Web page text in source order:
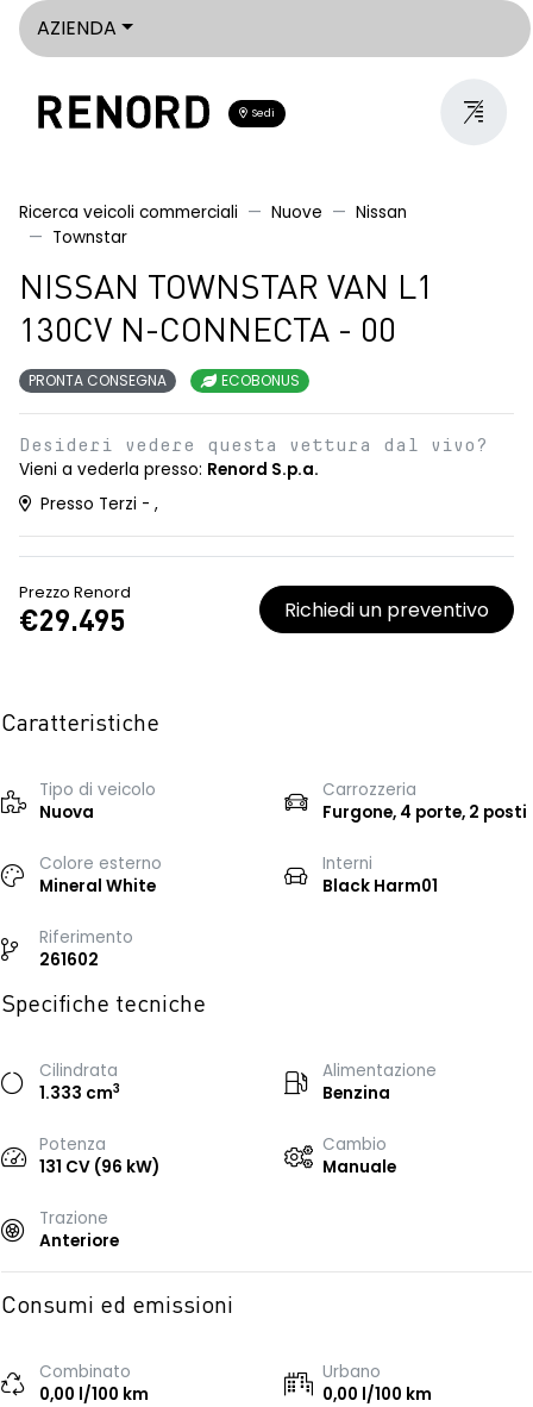
AZIENDA
Sedi
Ricerca veicoli commerciali Nuove
Nissan
Townstar
NISSAN TOWNSTAR VAN L1
130CV N-CONNECTA - 00
PRONTA CONSEGNA ECOBONUS
Desideri vedere questa vettura dal vivo?
Vieni a vederla presso: Renord S.p.a.
Presso Terzi - ,
Prezzo Renord
€29.495 Richiedi un preventivo
Caratteristiche
Tipo di veicolo
Nuova
Carrozzeria
Furgone, 4 porte, 2 posti
Colore esterno
Mineral White
Interni
Black Harm01
Riferimento
261602
Specifiche tecniche
Cilindrata
1.333 cm3
Alimentazione
Benzina
Potenza
131 CV (96 kW)
Cambio
Manuale
Trazione
Anteriore
Consumi ed emissioni
Combinato
0,00 l/100 km
Urbano
0,00 l/100 km